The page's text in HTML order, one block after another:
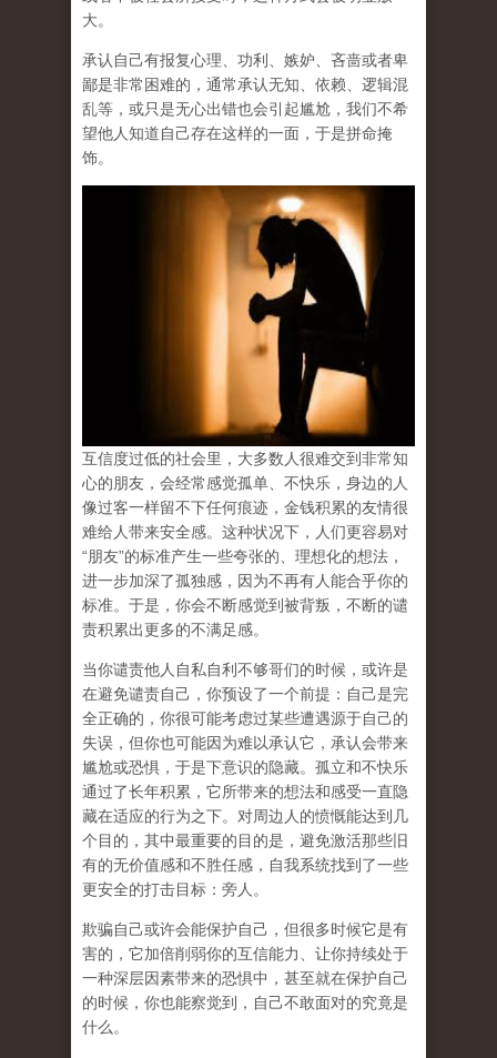
大。
承认自己有报复心理、功利、嫉妒、吝啬或者卑
鄙是非常困难的，通常承认无知、依赖、逻辑混
乱等，或只是无心出错也会引起尴尬，我们不希
望他人知道自己存在这样的一面，于是拼命掩
饰。
互信度过低的社会里，大多数人很难交到非常知
心的朋友，会经常感觉孤单、不快乐，身边的人
像过客一样留不下任何痕迹，金钱积累的友情很
难给人带来安全感。这种状况下，人们更容易对
“朋友”的标准产生一些夸张的、理想化的想法，
进一步加深了孤独感，因为不再有人能合乎你的
标准。于是，你会不断感觉到被背叛，不断的谴
责积累出更多的不满足感。
当你谴责他人自私自利不够哥们的时候，或许是
在避免谴责自己，你预设了一个前提：自己是完
全正确的，你很可能考虑过某些遭遇源于自己的
失误，但你也可能因为难以承认它，承认会带来
尴尬或恐惧，于是下意识的隐藏。孤立和不快乐
通过了长年积累，它所带来的想法和感受一直隐
藏在适应的行为之下。对周边人的愤慨能达到几
个目的，其中最重要的目的是，避免激活那些旧
有的无价值感和不胜任感，自我系统找到了一些
更安全的打击目标：旁人。
欺骗自己或许会能保护自己，但很多时候它是有
害的，它加倍削弱你的互信能力、让你持续处于
一种深层因素带来的恐惧中，甚至就在保护自己
的时候，你也能察觉到，自己不敢面对的究竟是
什么。